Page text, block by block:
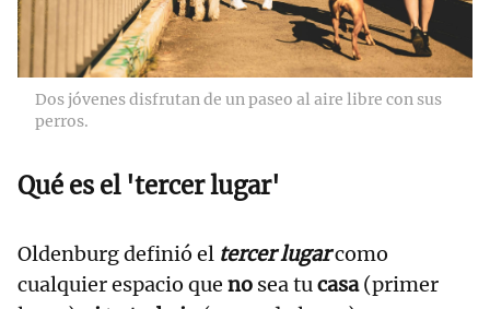
Dos jóvenes disfrutan de un paseo al aire libre con sus
perros.
Qué es el 'tercer lugar'
Oldenburg definió el tercer lugarcomo
cualquier espacio que no sea tucasa(primer